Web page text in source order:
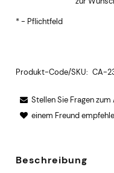
*- Pflichtfeld
Produkt-Code/SKU: CA-
Stellen Sie Fragen
einem Freund
Beschreibung